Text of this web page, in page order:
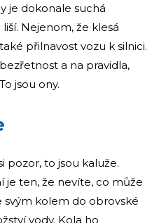
je dokonale suchá
Nejenom, že klesá
přilnavost vozu k silnici.
a na pravidla,
jsou ony.
pozor, to jsou kaluže.
je ten, že nevíte, co může
kolem do obrovské
vody. Kola ho